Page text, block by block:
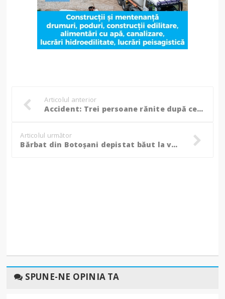
Articolul anterior
Accident: Trei persoane rănite după ce o mașină a fost scoasă de pe șosea! (Foto)
Articolul următor
Bărbat din Botoșani depistat băut la volan,ce alcoolemie avea șoferul!
SPUNE-NE OPINIA TA